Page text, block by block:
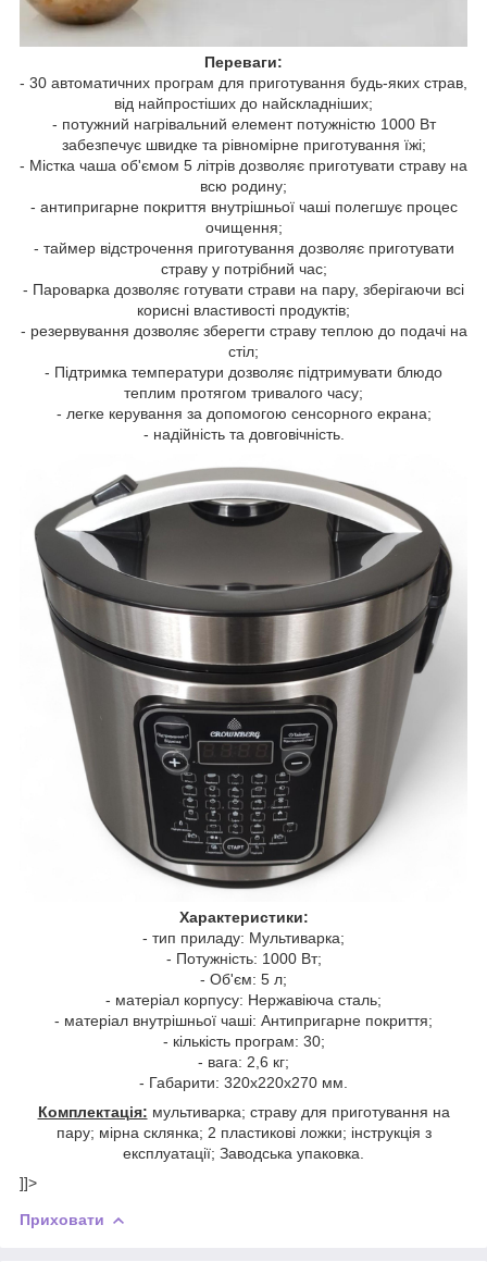
Переваги:
- 30 автоматичних програм для приготування будь-яких страв,
від найпростіших до найскладніших;
- потужний нагрівальний елемент потужністю 1000 Вт
забезпечує швидке та рівномірне приготування їжі;
- Містка чаша об'ємом 5 літрів дозволяє приготувати страву на
всю родину;
- антипригарне покриття внутрішньої чаші полегшує процес
очищення;
- таймер відстрочення приготування дозволяє приготувати
страву у потрібний час;
- Пароварка дозволяє готувати страви на пару, зберігаючи всі
корисні властивості продуктів;
- резервування дозволяє зберегти страву теплою до подачі на
стіл;
- Підтримка температури дозволяє підтримувати блюдо
теплим протягом тривалого часу;
- легке керування за допомогою сенсорного екрана;
- надійність та довговічність.
Характеристики:
- тип приладу: Мультиварка;
- Потужність: 1000 Вт;
- Об'єм: 5 л;
- матеріал корпусу: Нержавіюча сталь;
- матеріал внутрішньої чаші: Антипригарне покриття;
- кількість програм: 30;
- вага: 2,6 кг;
- Габарити: 320x220x270 мм.
Комплектація: мультиварка; страву для приготування на
пару; мірна склянка; 2 пластикові ложки; інструкція з
експлуатації; Заводська упаковка.
]]>
Приховати